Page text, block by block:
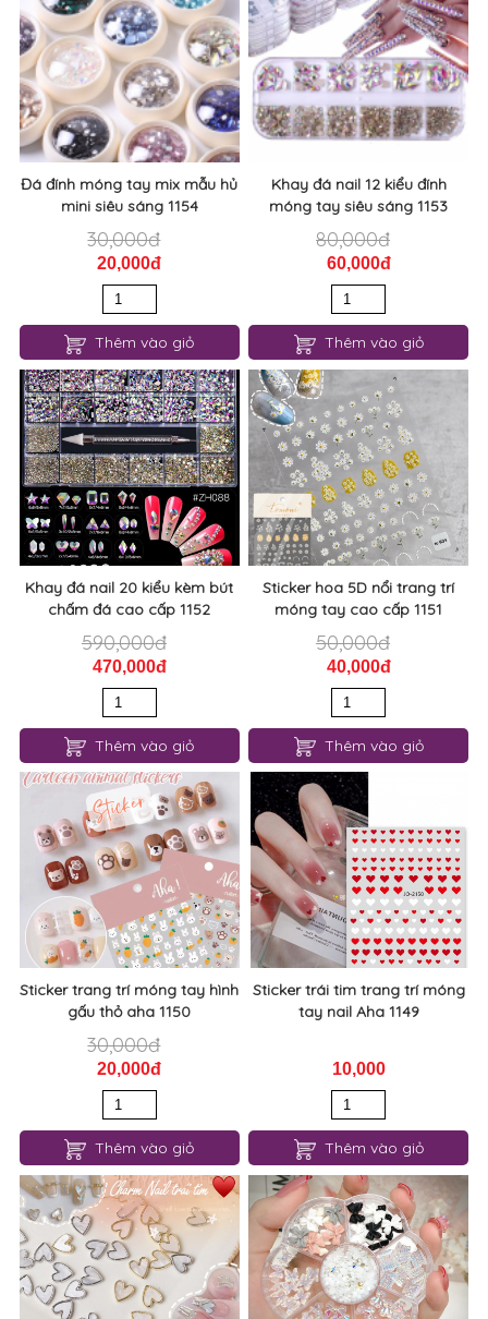
Đá đính móng tay mix mẫu hủ
mini siêu sáng 1154
30,000đ
20,000đ
Thêm vào giỏ
Khay đá nail 12 kiểu đính
móng tay siêu sáng 1153
80,000đ
60,000đ
Thêm vào giỏ
Khay đá nail 20 kiểu kèm bút
chấm đá cao cấp 1152
590,000đ
470,000đ
Thêm vào giỏ
Sticker hoa 5D nổi trang trí
móng tay cao cấp 1151
50,000đ
40,000đ
Thêm vào giỏ
Sticker trang trí móng tay hình
gấu thỏ aha 1150
30,000đ
20,000đ
Thêm vào giỏ
Sticker trái tim trang trí móng
tay nail Aha 1149
10,000
Thêm vào giỏ